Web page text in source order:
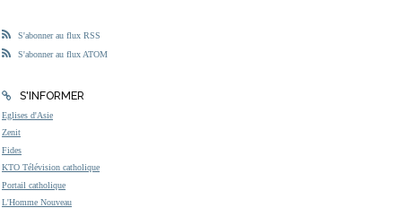
S'abonner au flux RSS
S'abonner au flux ATOM
S'INFORMER
Eglises d'Asie
Zenit
Fides
KTO Télévision catholique
Portail catholique
L'Homme Nouveau